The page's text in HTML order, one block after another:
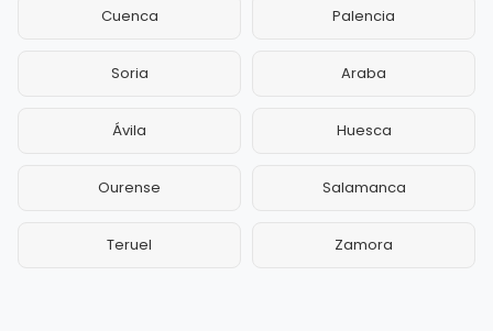
Cuenca Palencia
Soria Araba
Ávila Huesca
Ourense Salamanca
Teruel Zamora